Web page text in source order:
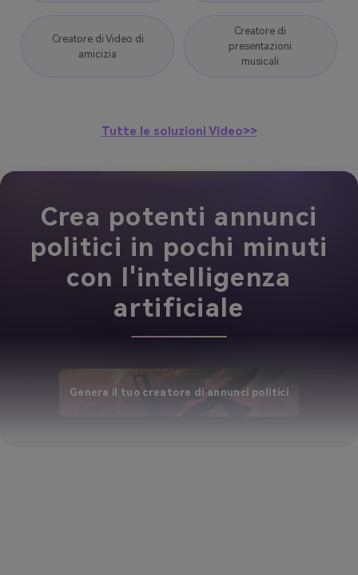
Creatore di Video di
amicizia
Creatore di
presentazioni
musicali
Tutte le soluzioni Video>>
Crea potenti annunci
politici in pochi minuti
con l'intelligenza
artificiale
Genera il tuo creatore di annunci politici